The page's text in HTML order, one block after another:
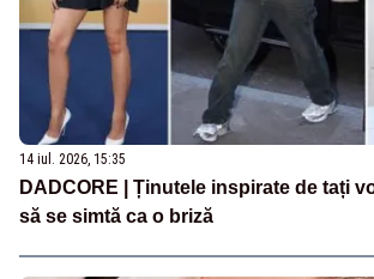
14 iul. 2026, 15:35
DADCORE | Ținutele inspirate de tați
să se simtă ca o briză